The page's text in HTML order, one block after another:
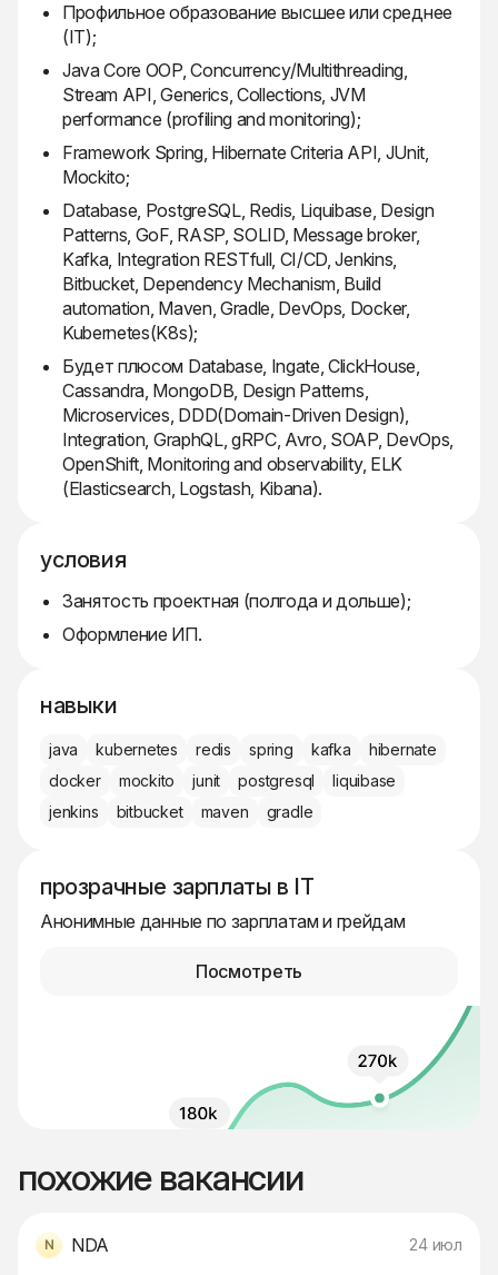
Профильное образование высшее или среднее
(IT);
Java Core OOP, Concurrency/Multithreading,
Stream API, Generics, Collections, JVM
performance (profiling and monitoring);
Framework Spring, Hibernate Criteria API, JUnit,
Mockito;
Database, PostgreSQL, Redis, Liquibase, Design
Patterns, GoF, RASP, SOLID, Message broker,
Kafka, Integration RESTfull, CI/CD, Jenkins,
Bitbucket, Dependency Mechanism, Build
automation, Maven, Gradle, DevOps, Docker,
Kubernetes(K8s);
Будет плюсом Database, Ingate, ClickHouse,
Cassandra, MongoDB, Design Patterns,
Microservices, DDD(Domain-Driven Design),
Integration, GraphQL, gRPC, Avro, SOAP, DevOps,
OpenShift, Monitoring and observability, ELK
(Elasticsearch, Logstash, Kibana).
условия
Занятость проектная (полгода и дольше);
Оформление ИП.
навыки
java kubernetes redis spring kafka
hibernate
docker
mockito junit postgresql
liquibase
jenkins
bitbucket maven gradle
прозрачные зарплаты в IT
Анонимные данные по зарплатам и грейдам
Посмотреть
похожие вакансии
NDA 24 июл